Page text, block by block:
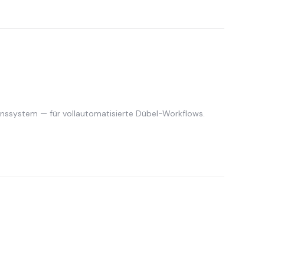
— für vollautomatisierte Dübel-Workflows.